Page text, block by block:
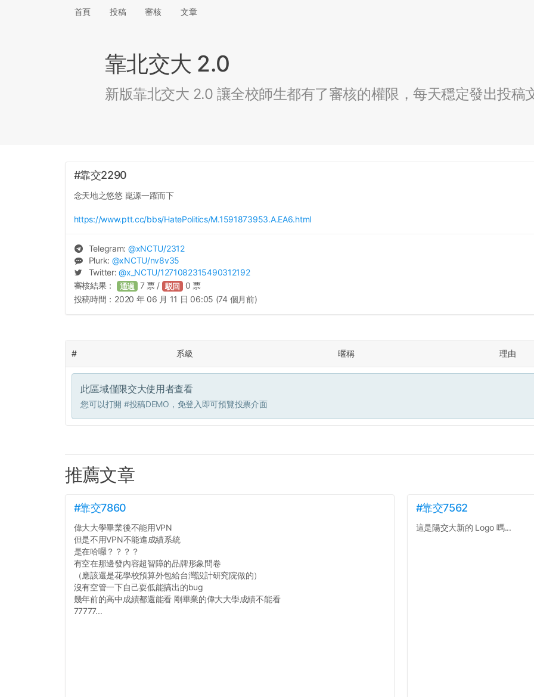
首頁 投稿 審核 文章
靠北交大 2.0
新版靠北交大 2.0 讓全校師生都有了審核的權限，每天穩定發出投稿
#靠交2290
念天地之悠悠 崑源一躍而下
https://www.ptt.cc/bbs/HatePolitics/M.1591873953.A.EA6.html
Telegram: @xNCTU/2312
Plurk: @xNCTU/nv8v35
Twitter:@x_NCTU/1271082315490312192
審核結果： 通過 7票 / 駁回 0 票
投稿時間： 2020 年 06 月 11 日 06:05 (74 個月前)
# 系級 暱稱 理由
此區域僅限交大使用者查看
您可以打開 #投稿DEMO ，免登入即可預覽投票介面
推薦文章
#靠交7860
偉大大學畢業後不能用VPN
但是不用VPN不能進成績系統
是在哈囉？？？？
有空在那邊發內容超智障的品牌形象問卷
（應該還是花學校預算外包給台灣設計研究院做的）
沒有空管一下自己耍低能搞出的bug
幾年前的高中成績都還能看 剛畢業的偉大大學成績不能看
77777...
#靠交7562
這是陽交大新的 Logo 嗎...